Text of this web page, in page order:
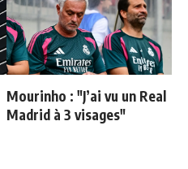
Mourinho : "J’ai vu un Real
Madrid à 3 visages"